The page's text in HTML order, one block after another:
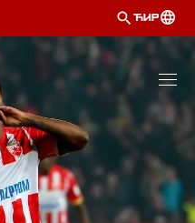
ЋИР